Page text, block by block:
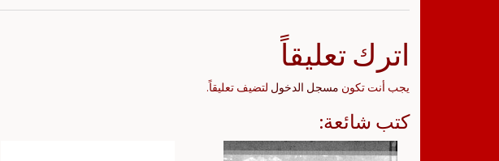
اترك تعليقاً
يجب أنت تكون مسجل الدخول لتضيف تعليقاً.
كتب شائعة: